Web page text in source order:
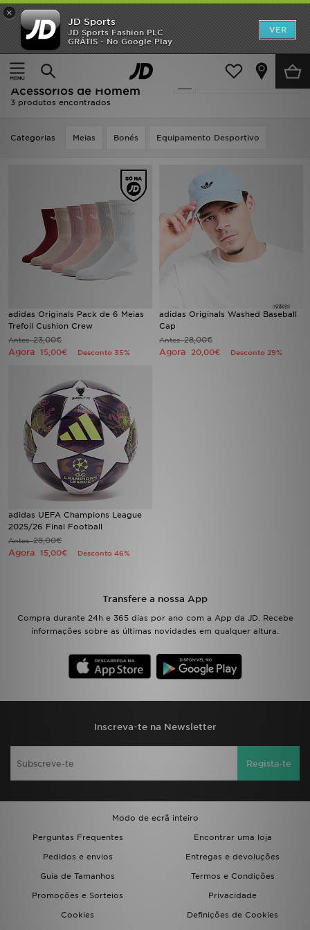
×
JD Sports
JD Sports Fashion PLC
GRÁTIS - No Google Play
VER
Página principal
Homem Acessórios de Homem
Actualizar a pesquisa
Oferta | Homem - Adidas
Acessórios de Homem
3 produtos encontrados
Categorias Meias Bonés Equipamento Desportivo
adidas Originals Pack de 6 Meias
Trefoil Cushion Crew
Antes23,00€
Agora 15,00€ Desconto 35%
adidas Originals Washed Baseball
Cap
Antes28,00€
Agora 20,00€ Desconto 29%
adidas UEFA Champions League
2025/26 Final Football
Antes28,00€
Agora 15,00€ Desconto 46%
Transfere a nossa App
Compra durante 24h e 365 dias por ano com a App da JD. Recebe
informações sobre as últimas novidades em qualquer altura.
Inscreva-te na Newsletter
Regista-te
Modo de ecrã inteiro
Perguntas Frequentes
Encontrar uma loja
Pedidos e envios
Entregas e devoluções
Guia de Tamanhos
Termos e Condições
Promoções e Sorteios
Privacidade
Cookies
Definições de Cookies
INÍCIO
Promoções
NOVIDADES
ESTILO
DESPORTO
FUTEBOL JD
VER MARCAS
LOCALIZADOR DE LOJAS
MY JD
BLOG
SUBSCREVE
ESTADO DO TEU PEDIDO
ATENÇÃO AO CLIENTE
TRABALHA CONNOSCO
FAQs